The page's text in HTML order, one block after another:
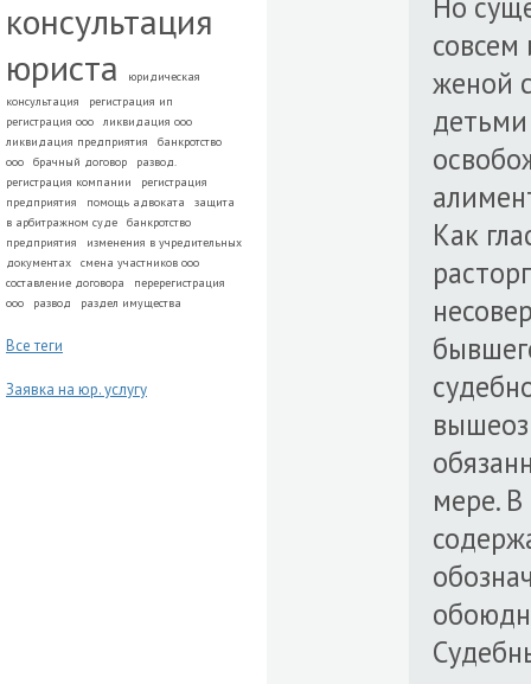
консультация
юриста
юридическая
консультация
регистрация ип
регистрация ооо
ликвидация ооо
ликвидация предприятия
банкротство
ооо
брачный договор
развод.
регистрация компании
регистрация
предприятия
помощь адвоката
защита
в арбитражном суде
банкротство
предприятия
изменения в учредительных
документах
смена участников ооо
составление договора
перерегистрация
ооо
развод раздел имущества
Все теги
Заявка на юр. услугу
женой
Как
мере.